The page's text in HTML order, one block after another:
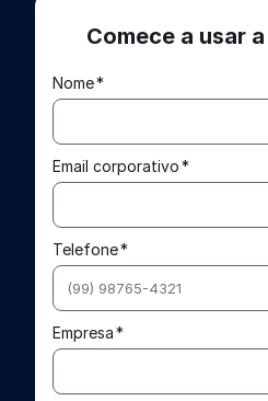
Comece a usar
Nome*
Email corporativo*
Telefone*
Empresa*